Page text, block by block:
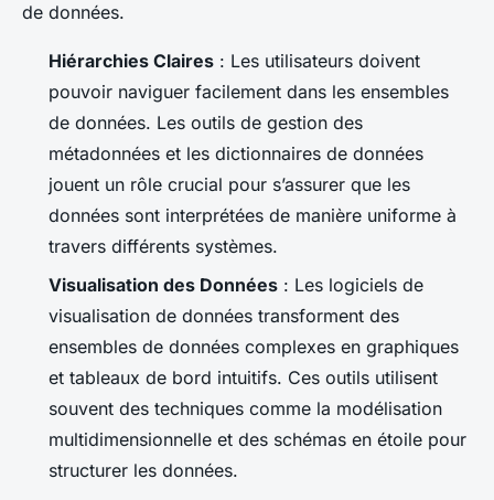
de données.
Hiérarchies Claires : Les utilisateurs doivent
pouvoir naviguer facilement dans les ensembles
de données. Les outils de gestion des
métadonnées et les dictionnaires de données
jouent un rôle crucial pour s’assurer que les
données sont interprétées de manière uniforme à
travers différents systèmes.
Visualisation des Données : Les logiciels de
visualisation de données transforment des
ensembles de données complexes en graphiques
et tableaux de bord intuitifs. Ces outils utilisent
souvent des techniques comme la modélisation
multidimensionnelle et des schémas en étoile pour
structurer les données.